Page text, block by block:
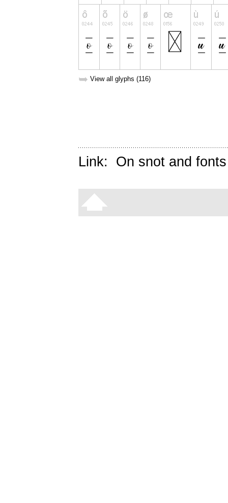
➥ View all glyphs (116)
Link: On snot and fonts